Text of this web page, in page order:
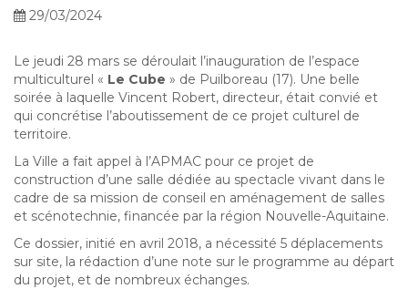
29/03/2024
Le jeudi 28 mars se déroulait l’inauguration de l’espace
multiculturel « Le Cube » de Puilboreau (17). Une belle
soirée à laquelle Vincent Robert, directeur, était convié et
qui concrétise l’aboutissement de ce projet culturel de
territoire.
La Ville a fait appel à l’APMAC pour ce projet de
construction d’une salle dédiée au spectacle vivant dans le
cadre de sa mission de conseil en aménagement de salles
et scénotechnie, financée par la région Nouvelle-Aquitaine.
Ce dossier, initié en avril 2018, a nécessité 5 déplacements
sur site, la rédaction d’une note sur le programme au départ
du projet, et de nombreux échanges.